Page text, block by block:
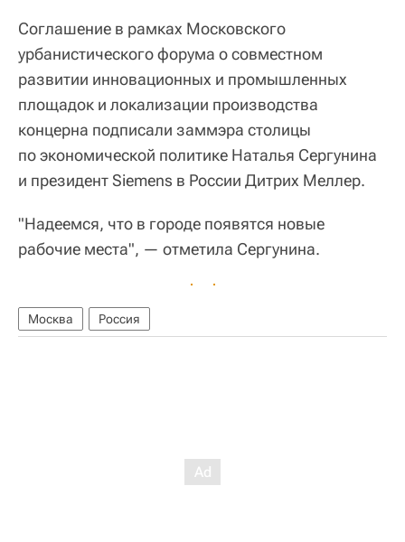
Соглашение в рамках Московского
урбанистического форума о совместном
развитии инновационных и промышленных
площадок и локализации производства
концерна подписали заммэра столицы
по экономической политике Наталья Сергунина
и президент Siemens в России Дитрих Меллер.
"Надеемся, что в городе появятся новые
рабочие места", — отметила Сергунина.
Москва Россия